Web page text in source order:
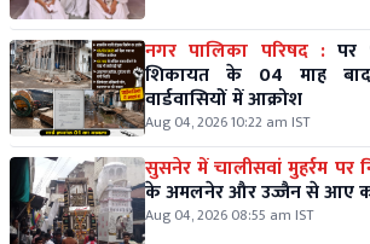
नगर पालिका परिषद : पर
शिकायत के 04 माह बाद
वार्डवासियों में आक्रोश
Aug 04, 2026 10:22 am IST
सुसनेर में चालीसवां मुहर्रम
के अमलनेर और उज्जैन से आए
Aug 04, 2026 08:55 am IST